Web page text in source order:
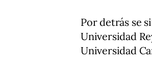
Por detrás se
Universidad
Universidad